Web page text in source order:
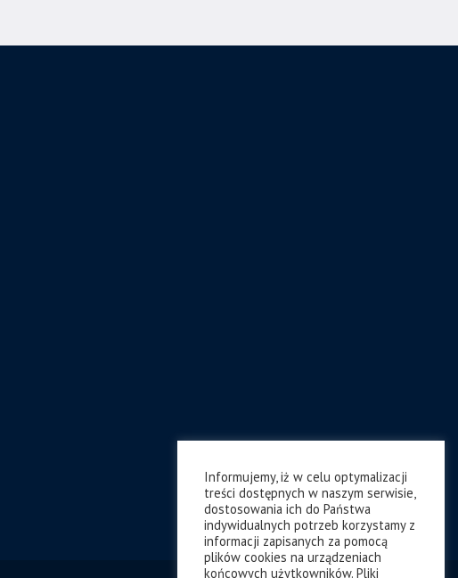
Informujemy, iż w celu optymalizacji
treści dostępnych w naszym serwisie,
dostosowania ich do Państwa
indywidualnych potrzeb korzystamy z
informacji zapisanych za pomocą
plików cookies na urządzeniach
końcowych użytkowników. Pliki